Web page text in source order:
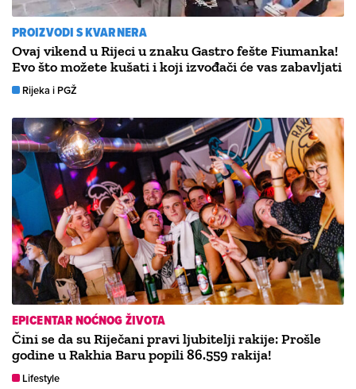
PROIZVODI S KVARNERA
Ovaj vikend u Rijeci u znaku Gastro fešte Fiumanka!
Evo što možete kušati i koji izvođači će vas zabavljati
Rijeka i PGŽ
EPICENTAR NOĆNOG ŽIVOTA
Čini se da su Riječani pravi ljubitelji rakije: Prošle
godine u Rakhia Baru popili 86.559 rakija!
Lifestyle